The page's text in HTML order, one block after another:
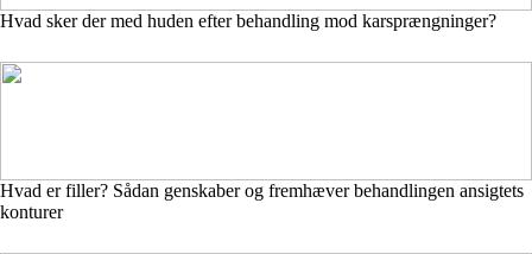
Hvad sker der med huden efter behandling mod karsprængninger?
Hvad er filler? Sådan genskaber og fremhæver behandlingen ansigtets
konturer